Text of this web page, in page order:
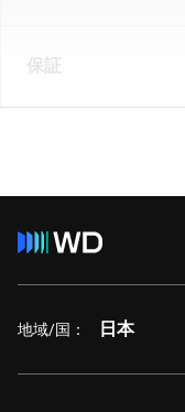
保証
地域/国： 日本